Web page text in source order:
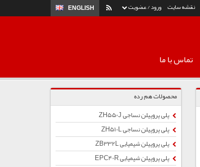
ورود / عضویت ENGLISH نقشه سایت
تماس با ما
محصولات هم رده
پلی پروپیلن نساجی ZH550J
پلی پروپیلن نساجی ZH510L
پلی پروپیلن شیمیایی ZB332L
پلی پروپیلن شیمیایی EPC40R